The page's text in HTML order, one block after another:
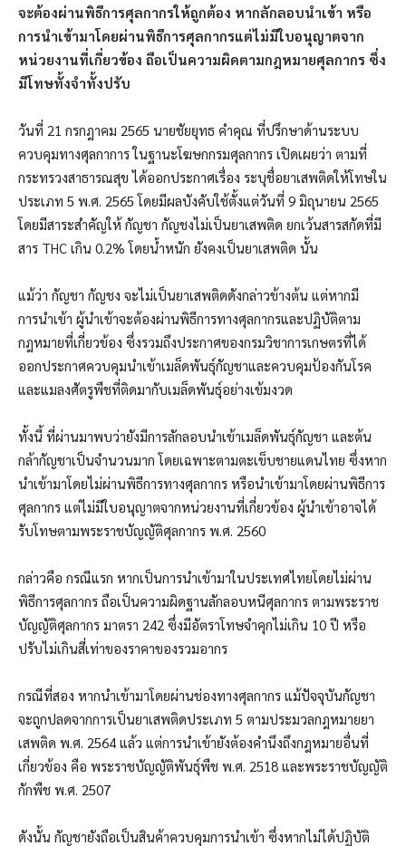
จะต้องผ่านพิธีการศุลกากรให้ถูกต้อง หากลักลอบนำเข้า หรือ
การนำเข้ามาโดยผ่านพิธีการศุลกากรแต่ไม่มีใบอนุญาตจาก
หน่วยงานที่เกี่ยวข้อง ถือเป็นความผิดตามกฎหมายศุลกากร ซึ่ง
มีโทษทั้งจำทั้งปรับ
วันที่ 21 กรกฎาคม 2565 นายชัยยุทธ คำคุณ ที่ปรึกษาด้านระบบ
ควบคุมทางศุลกาการ ในฐานะโฆษกกรมศุลกากร เปิดเผยว่า ตามที่
กระทรวงสาธารณสุข ได้ออกประกาศเรื่อง ระบุชื่อยาเสพติดให้โทษใน
ประเภท 5 พ.ศ. 2565 โดยมีผลบังคับใช้ตั้งแต่วันที่ 9 มิถุนายน 2565
โดยมีสาระสำคัญให้ กัญชา กัญชงไม่เป็นยาเสพติด ยกเว้นสารสกัดที่มี
สาร THC เกิน 0.2% โดยน้ำหนัก ยังคงเป็นยาเสพติด นั้น
แม้ว่า กัญชา กัญชง จะไม่เป็นยาเสพติดดังกล่าวข้างต้น แต่หากมี
การนำเข้า ผู้นำเข้าจะต้องผ่านพิธีการทางศุลกากรและปฏิบัติตาม
กฎหมายที่เกี่ยวข้อง ซึ่งรวมถึงประกาศของกรมวิชาการเกษตรที่ได้
ออกประกาศควบคุมนำเข้าเมล็ดพันธุ์กัญชาและควบคุมป้องกันโรค
และแมลงศัตรูพืชที่ติดมากับเมล็ดพันธุ์อย่างเข้มงวด
ทั้งนี้ ที่ผ่านมาพบว่ายังมีการลักลอบนำเข้าเมล็ดพันธุ์กัญชา และต้น
กล้ากัญชาเป็นจำนวนมาก โดยเฉพาะตามตะเข็บชายแดนไทย ซึ่งหาก
นำเข้ามาโดยไม่ผ่านพิธีการทางศุลกากร หรือนำเข้ามาโดยผ่านพิธีการ
ศุลกากร แต่ไม่มีใบอนุญาตจากหน่วยงานที่เกี่ยวข้อง ผู้นำเข้าอาจได้
รับโทษตามพระราชบัญญัติศุลกากร พ.ศ. 2560
กล่าวคือ กรณีแรก หากเป็นการนำเข้ามาในประเทศไทยโดยไม่ผ่าน
พิธีการศุลกากร ถือเป็นความผิดฐานลักลอบหนีศุลกากร ตามพระราช
บัญญัติศุลกากร มาตรา 242 ซึ่งมีอัตราโทษจำคุกไม่เกิน 10 ปี หรือ
ปรับไม่เกินสี่เท่าของราคาของรวมอากร
กรณีที่สอง หากนำเข้ามาโดยผ่านช่องทางศุลกากร แม้ปัจจุบันกัญชา
จะถูกปลดจากการเป็นยาเสพติดประเภท 5 ตามประมวลกฎหมายยา
เสพติด พ.ศ. 2564 แล้ว แต่การนำเข้ายังต้องคำนึงถึงกฎหมายอื่นที่
เกี่ยวข้อง คือ พระราชบัญญัติพันธุ์พืช พ.ศ. 2518 และพระราชบัญญัติ
กักพืช พ.ศ. 2507
ดังนั้น กัญชายังถือเป็นสินค้าควบคุมการนำเข้า ซึ่งหากไม่ได้ปฏิบัติ